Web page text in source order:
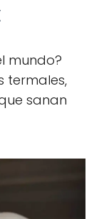
mundo?
termales,
sanan